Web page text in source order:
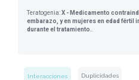
Teratogenia:X - Medicamento
embarazo, y en mujeres en edad
durante el tratamiento.
Interacciones Duplicidades